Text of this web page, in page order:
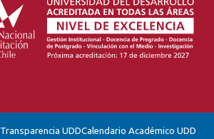
Transparencia UDDCalendario Académico UDD